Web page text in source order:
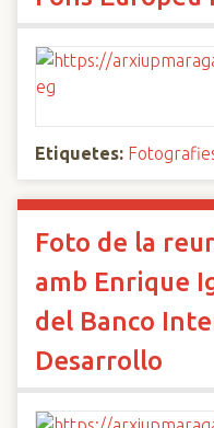
Etiquetes:
Foto de la
amb Enrique
del Banco
Desarrollo